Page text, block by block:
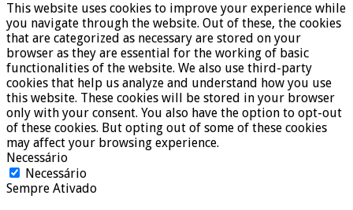
This website uses cookies to improve your experience while
you navigate through the website. Out of these, the cookies
that are categorized as necessary are stored on your
browser as they are essential for the working of basic
functionalities of the website. We also use third-party
cookies that help us analyze and understand how you use
this website. These cookies will be stored in your browser
only with your consent. You also have the option to opt-out
of these cookies. But opting out of some of these cookies
may affect your browsing experience.
Necessário
Necessário
Sempre Ativado